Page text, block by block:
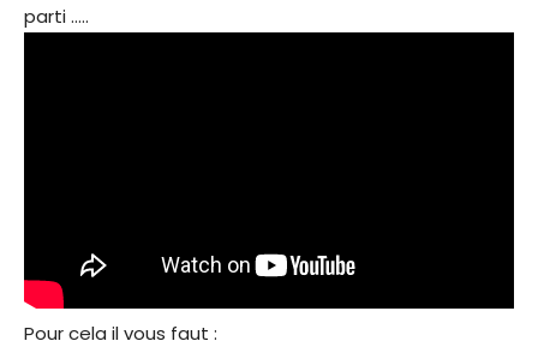
parti …..
Pour cela il vous faut :